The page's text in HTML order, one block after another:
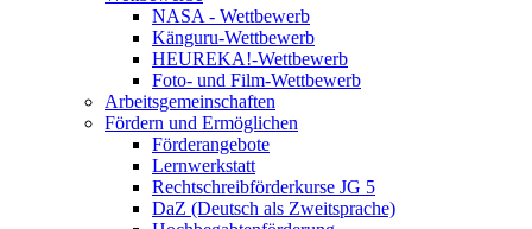
NASA - Wettbewerb
Känguru-Wettbewerb
HEUREKA!-Wettbewerb
Foto- und Film-Wettbewerb
Arbeitsgemeinschaften
Fördern und Ermöglichen
Förderangebote
Lernwerkstatt
Rechtschreibförderkurse JG 5
DaZ (Deutsch als Zweitsprache)